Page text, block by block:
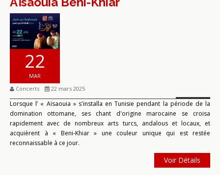
22
MAR
Concerts
22 mars 2025
Lorsque l’ « Aïsaouia » s'installa en Tunisie pendant la période de la
domination ottomane, ses chant d'origine marocaine se croisa
rapidement avec de nombreux arts turcs, andalous et locaux, et
acquièrent à « Beni-Khiar » une couleur unique qui est restée
reconnaissable à ce jour.
Voir Détails